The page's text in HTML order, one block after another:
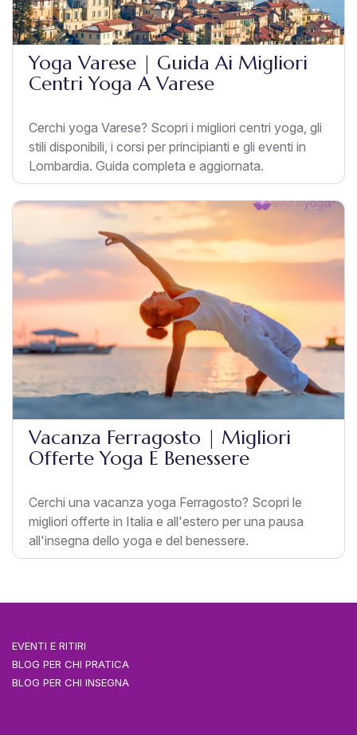
Yoga Varese | Guida Ai Migliori
Centri Yoga A Varese
Cerchi yoga Varese? Scopri i migliori centri yoga, gli
stili disponibili, i corsi per principianti e gli eventi in
Lombardia. Guida completa e aggiornata.
Vacanza Ferragosto | Migliori
Offerte Yoga E Benessere
Cerchi una vacanza yoga Ferragosto? Scopri le
migliori offerte in Italia e all'estero per una pausa
all'insegna dello yoga e del benessere.
EVENTI E RITIRI
BLOG PER CHI PRATICA
BLOG PER CHI INSEGNA